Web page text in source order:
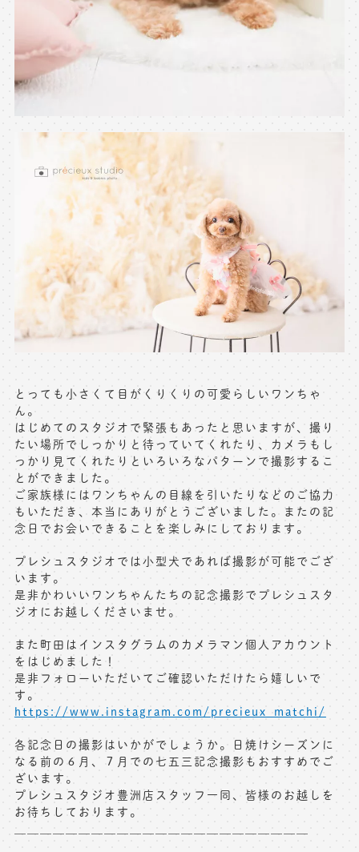
とっても小さくて目がくりくりの可愛らしいワンちゃ
ん。
はじめてのスタジオで緊張もあったと思いますが、撮り
たい場所でしっかりと待っていてくれたり、カメラもし
っかり見てくれたりといろいろなパターンで撮影するこ
とができました。
ご家族様にはワンちゃんの目線を引いたりなどのご協力
もいただき、本当にありがとうございました。またの記
念日でお会いできることを楽しみにしております。
プレシュスタジオでは小型犬であれば撮影が可能でござ
います。
是非かわいいワンちゃんたちの記念撮影でプレシュスタ
ジオにお越しくださいませ。
また町田はインスタグラムのカメラマン個人アカウント
をはじめました！
是非フォローいただいてご確認いただけたら嬉しいで
す。
https://www.instagram.com/precieux_matchi/
各記念日の撮影はいかがでしょうか。日焼けシーズンに
なる前の６月、７月での七五三記念撮影もおすすめでご
ざいます。
プレシュスタジオ豊洲店スタッフ一同、皆様のお越しを
お待ちしております。